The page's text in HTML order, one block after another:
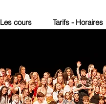
Les cours Tarifs - Horaires